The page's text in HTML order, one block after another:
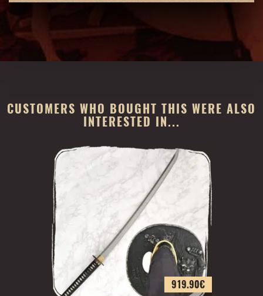
CUSTOMERS WHO BOUGHT THIS WERE ALSO
INTERESTED IN...
919.90€